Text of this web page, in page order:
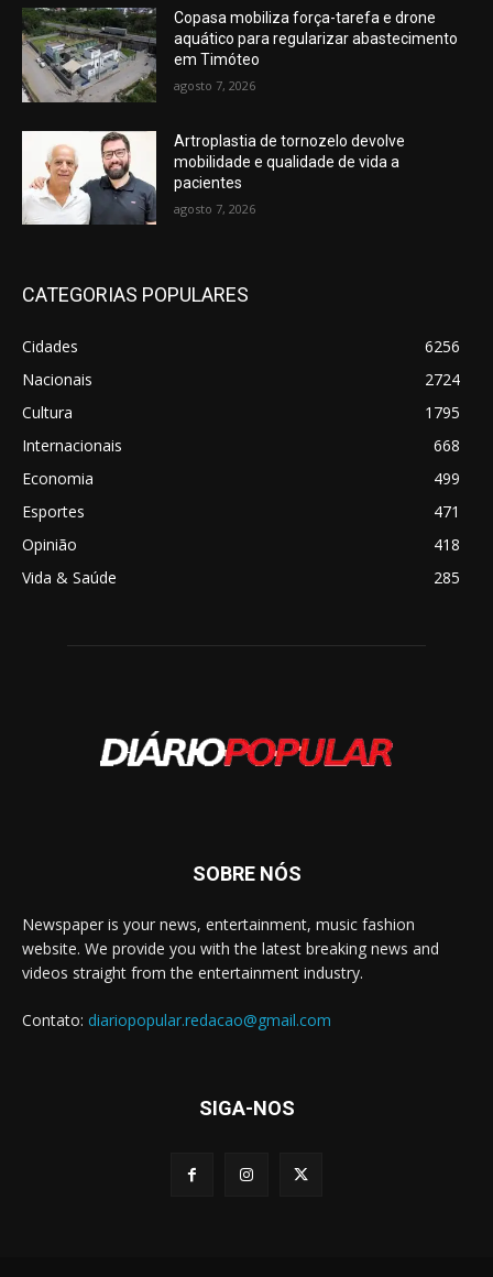
Copasa mobiliza força-tarefa e drone
aquático para regularizar abastecimento
em Timóteo
agosto 7, 2026
Artroplastia de tornozelo devolve
mobilidade e qualidade de vida a
pacientes
agosto 7, 2026
CATEGORIAS POPULARES
Cidades
6256
Nacionais
2724
Cultura
1795
Internacionais
668
Economia
499
Esportes
471
Opinião
418
Vida & Saúde
285
SOBRE NÓS
Newspaper is your news, entertainment, music fashion
website. We provide you with the latest breaking news and
videos straight from the entertainment industry.
Contato: diariopopular.redacao@gmail.com
SIGA-NOS